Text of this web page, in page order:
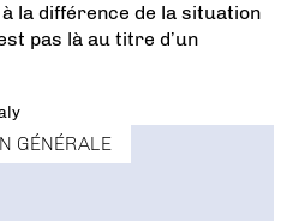
la différence de la situation
pas là au titre d’un
GÉNÉRALE